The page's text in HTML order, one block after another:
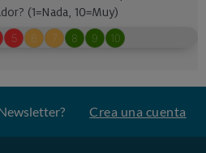
Crea una cuenta